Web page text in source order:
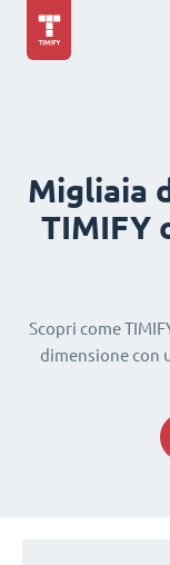
Migliaia
TIMIFY
Scopri come
dimensione con